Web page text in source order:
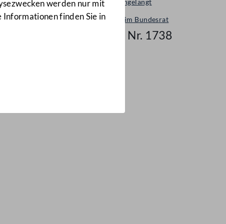
werden nur mit
finden Sie in
Neu eingelangt
Neues im Bundesrat
Mail Nr. 1738